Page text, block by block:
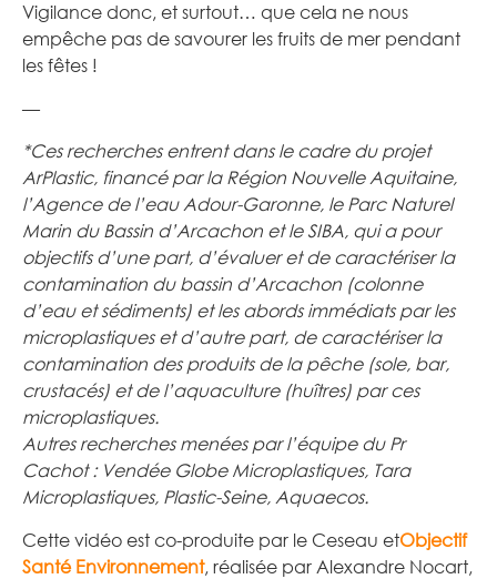
Vigilance donc, et surtout… que cela ne nous
empêche pas de savourer les fruits de mer pendant
les fêtes !
—
*Ces recherches entrent dans le cadre du projet
ArPlastic, financé par la Région Nouvelle Aquitaine,
l’Agence de l’eau Adour-Garonne, le Parc Naturel
Marin du Bassin d’Arcachon et le SIBA, qui a pour
objectifs d’une part, d’évaluer et de caractériser la
contamination du bassin d’Arcachon (colonne
d’eau et sédiments) et les abords immédiats par les
microplastiques et d’autre part, de caractériser la
contamination des produits de la pêche (sole, bar,
crustacés) et de l’aquaculture (huîtres) par ces
microplastiques.
Autres recherches menées par l’équipe du Pr
Cachot : Vendée Globe Microplastiques, Tara
Microplastiques, Plastic-Seine, Aquaecos.
Cette vidéo est co-produite par le Ceseau etObjectif
Santé Environnement, réalisée par Alexandre Nocart,